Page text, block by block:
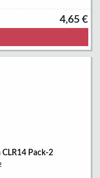
4,65 €
CLR14 Pack-2